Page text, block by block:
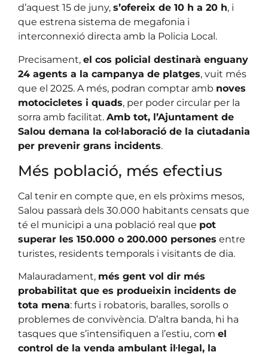
d’aquest 15 de juny, s’ofereix de 10 h a 20 h, i
que estrena sistema de megafonia i
interconnexió directa amb la Policia Local.
Precisament, el cos policial destinarà enguany
24 agents a la campanya de platges, vuit més
que el 2025. A més, podran comptar amb noves
motocicletes i quads, per poder circular per la
sorra amb facilitat. Amb tot, l’Ajuntament de
Salou demana la col·laboració de la ciutadania
per prevenir grans incidents.
Més població, més efectius
Cal tenir en compte que, en els pròxims mesos,
Salou passarà dels 30.000 habitants censats que
té el municipi a una població real que pot
superar les 150.000 o 200.000 persones entre
turistes, residents temporals i visitants de dia.
Malauradament, més gent vol dir més
probabilitat que es produeixin incidents de
tota mena: furts i robatoris, baralles, sorolls o
problemes de convivència. D’altra banda, hi ha
tasques que s’intensifiquen a l’estiu, com el
control de la venda ambulant il·legal, la